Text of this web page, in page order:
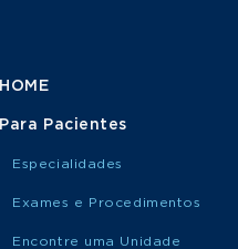
HOME
Para Pacientes
Especialidades
Exames e Procedimentos
Encontre uma Unidade